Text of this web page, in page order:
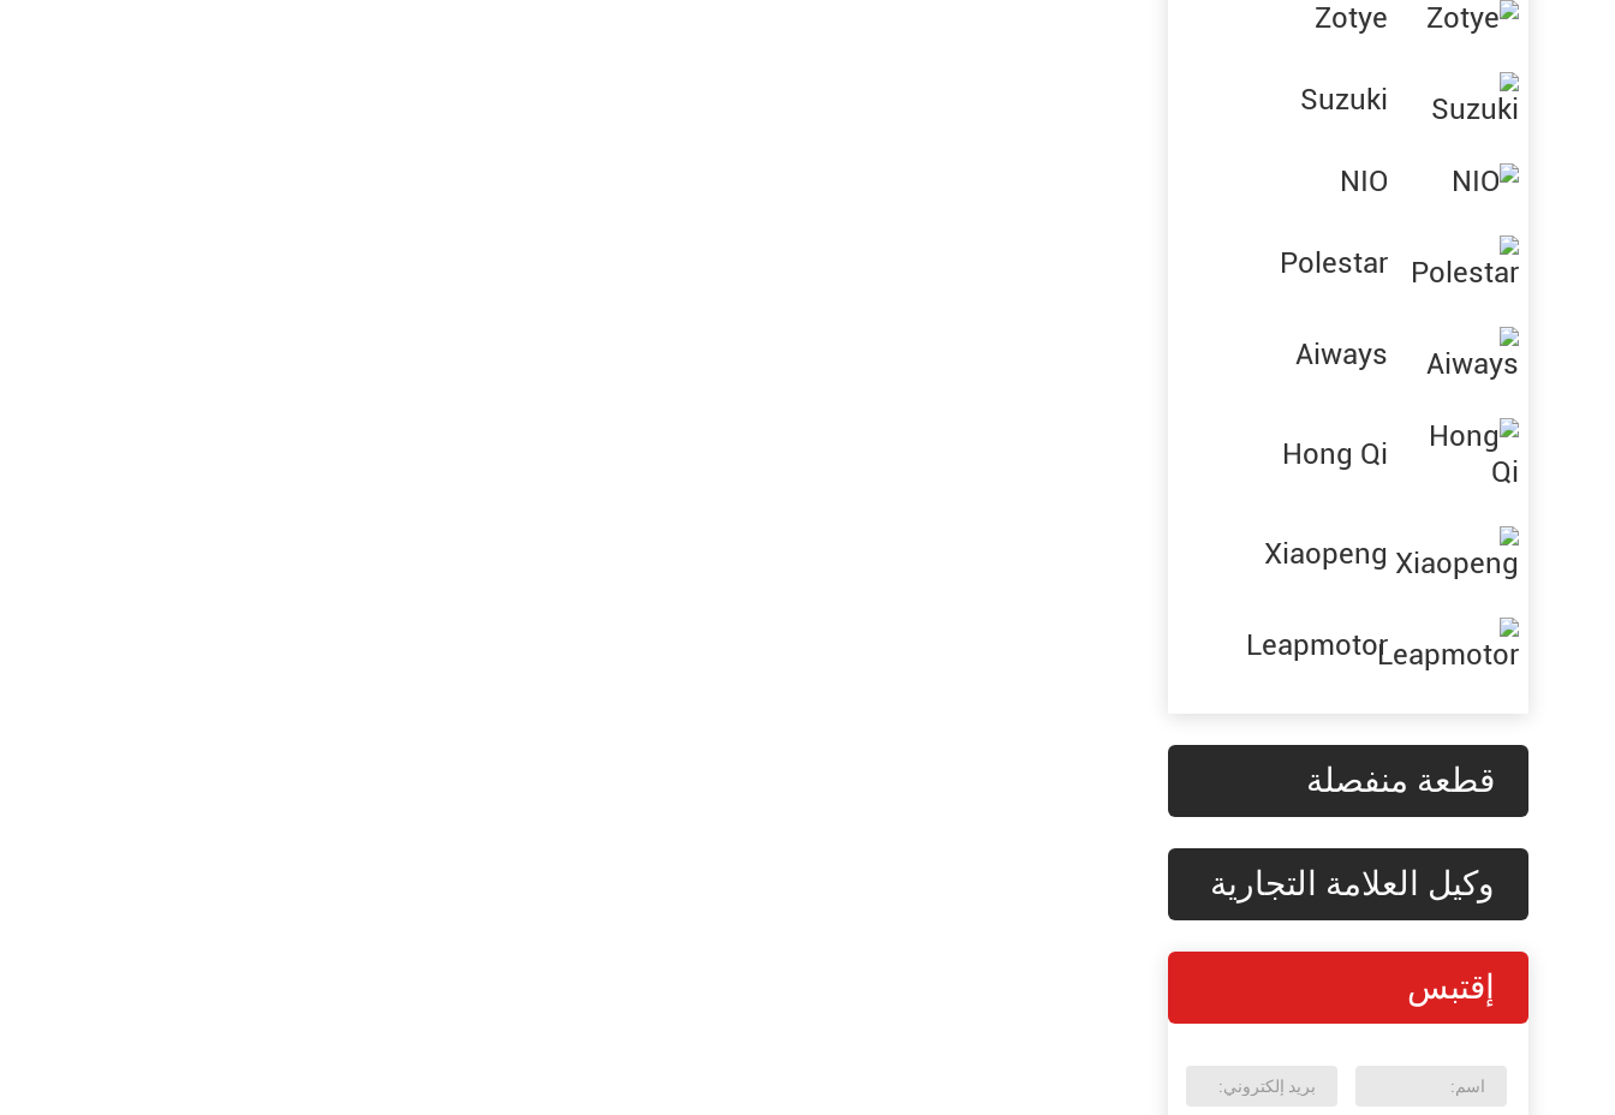
Zotye
Suzuki
NIO
Polestar
Aiways
Hong Qi
Xiaopeng
Leapmotor
قطعة منفصلة
وكيل العلامة التجارية
إقتبس